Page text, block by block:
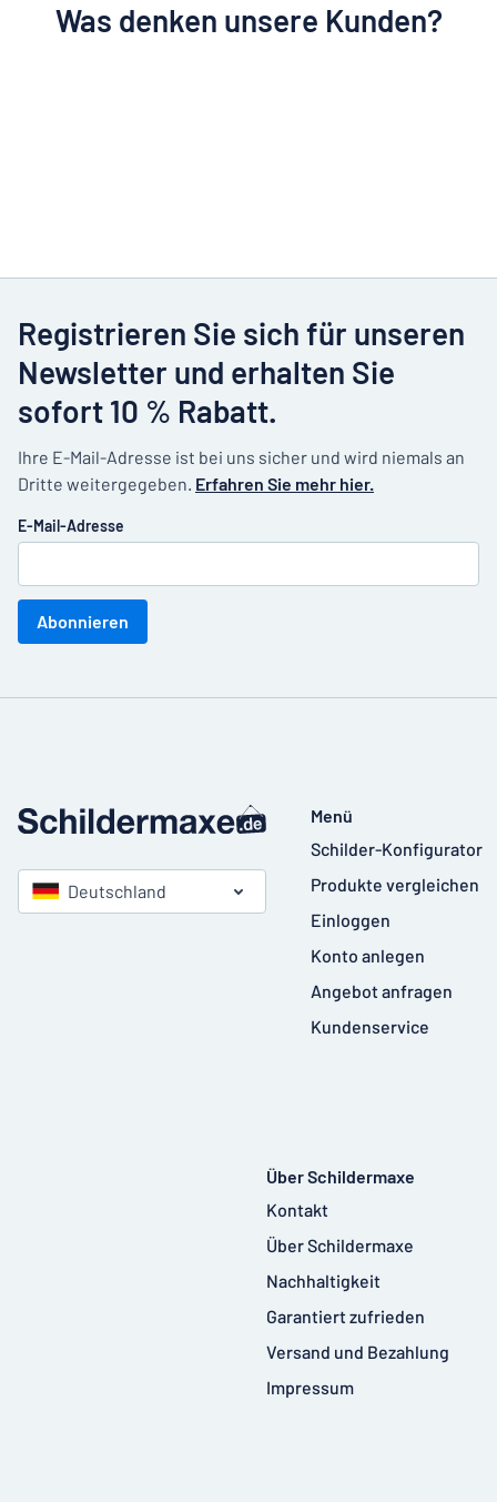
Was denken unsere Kunden?
Registrieren Sie sich für unseren
Newsletter und erhalten Sie
sofort 10 % Rabatt.
Ihre E-Mail-Adresse ist bei uns sicher und wird niemals an
Dritte weitergegeben. Erfahren Sie mehr hier.
E-Mail-Adresse
Abonnieren
Deutschland
Menü
Schilder-Konfigurator
Produkte vergleichen
Einloggen
Konto anlegen
Angebot anfragen
Kundenservice
Über Schildermaxe
Kontakt
Über Schildermaxe
Nachhaltigkeit
Garantiert zufrieden
Versand und Bezahlung
Impressum